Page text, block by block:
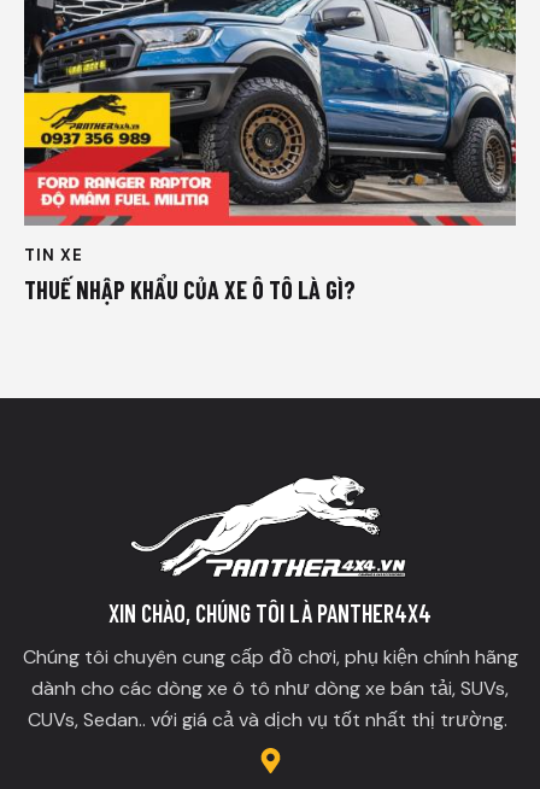
TIN XE
THUẾ NHẬP KHẨU CỦA XE Ô TÔ LÀ GÌ?
XIN CHÀO, CHÚNG TÔI LÀ PANTHER4X4
Chúng tôi chuyên cung cấp đồ chơi, phụ kiện chính hãng
dành cho các dòng xe ô tô như dòng xe bán tải, SUVs,
CUVs, Sedan.. với giá cả và dịch vụ tốt nhất thị trường.